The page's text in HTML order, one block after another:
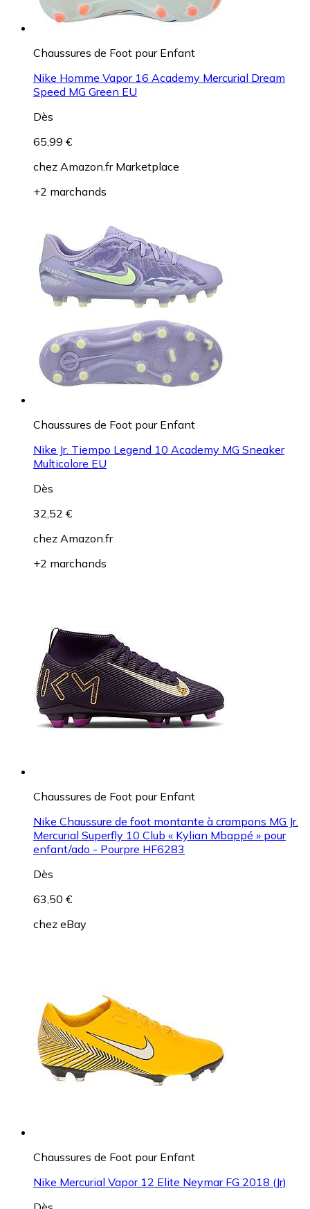
Chaussures de Foot pour Enfant
Nike Homme Vapor 16 Academy Mercurial Dream
Speed MG Green EU
Dès
65,99 €
chez Amazon.fr Marketplace
+2 marchands
Chaussures de Foot pour Enfant
Nike Jr. Tiempo Legend 10 Academy MG Sneaker
Multicolore EU
Dès
32,52 €
chez Amazon.fr
+2 marchands
Chaussures de Foot pour Enfant
Nike Chaussure de foot montante à crampons MG Jr.
Mercurial Superfly 10 Club « Kylian Mbappé » pour
enfant/ado - Pourpre HF6283
Dès
63,50 €
chez eBay
Chaussures de Foot pour Enfant
Nike Mercurial Vapor 12 Elite Neymar FG 2018 (Jr)